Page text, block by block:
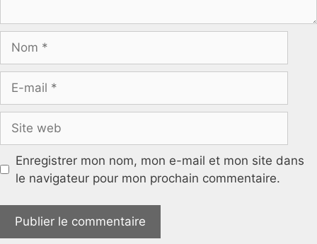
mail
web
Enregistrer mon nom, mon e-mail et mon site dans
le navigateur pour mon prochain commentaire.